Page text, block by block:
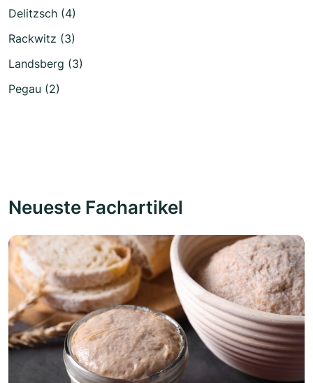
Delitzsch (4)
Rackwitz (3)
Landsberg (3)
Pegau (2)
Neueste Fachartikel